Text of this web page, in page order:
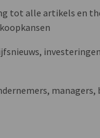
tot alle artikels en
managers,